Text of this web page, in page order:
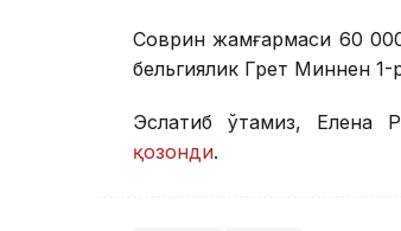
Соврин жамғармаси 60
бельгиялик Грет Миннен 1-
Эслатиб ўтамиз, Елена
қозонди.